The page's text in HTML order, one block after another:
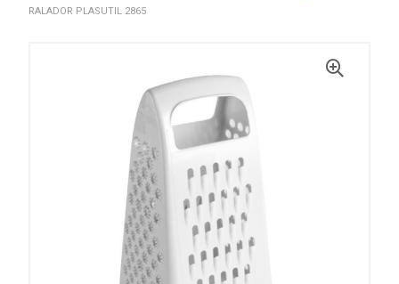
RALADOR PLASUTIL 2865